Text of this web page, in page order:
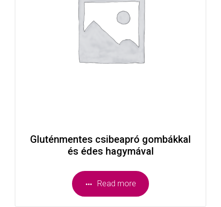
Gluténmentes csibeapró gombákkal
és édes hagymával
Read more